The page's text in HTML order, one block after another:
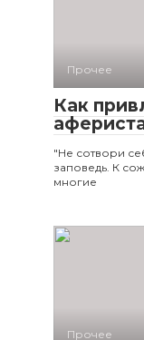
Прочее
Как
"Не сотвори
заповедь. К
многие
Прочее